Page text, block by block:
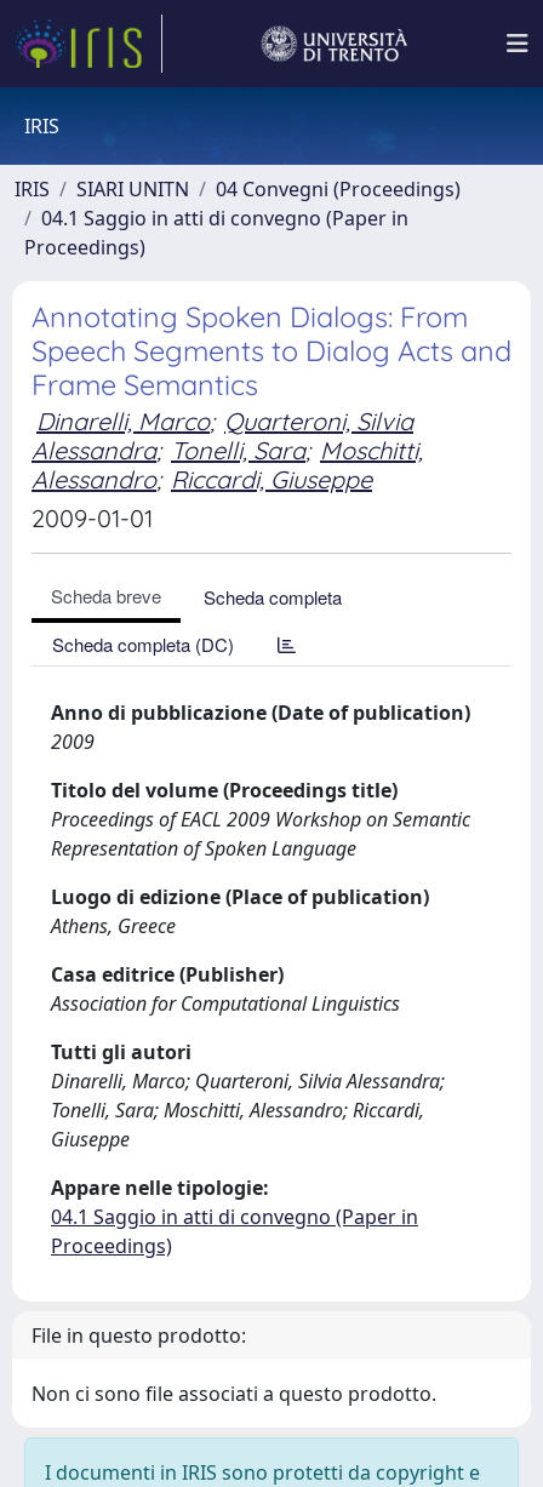
IRIS
IRIS SIARI UNITN
04 Convegni (Proceedings)
04.1 Saggio in atti di convegno (Paper in
Proceedings)
Annotating Spoken Dialogs: From
Speech Segments to Dialog Acts and
Frame Semantics
Dinarelli, Marco; Quarteroni, Silvia
Alessandra; Tonelli, Sara; Moschitti,
Alessandro; Riccardi, Giuseppe
2009-01-01
Scheda breve
Scheda completa
Scheda completa (DC)
Anno di pubblicazione (Date of publication)
2009
Titolo del volume (Proceedings title)
Proceedings of EACL 2009 Workshop on Semantic
Representation of Spoken Language
Luogo di edizione (Place of publication)
Athens, Greece
Casa editrice (Publisher)
Association for Computational Linguistics
Tutti gli autori
Dinarelli, Marco; Quarteroni, Silvia Alessandra;
Tonelli, Sara; Moschitti, Alessandro; Riccardi,
Giuseppe
Appare nelle tipologie:
04.1 Saggio in atti di convegno (Paper in
Proceedings)
File in questo prodotto:
Non ci sono file associati a questo prodotto.
I documenti in IRIS sono protetti da copyright e